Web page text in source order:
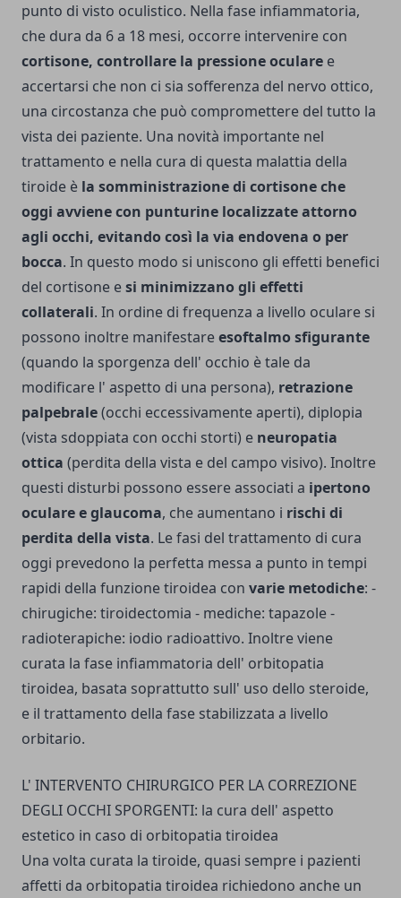
punto di visto oculistico. Nella fase infiammatoria,
che dura da 6 a 18 mesi, occorre intervenire con
cortisone, controllare la pressione oculare e
accertarsi che non ci sia sofferenza del nervo ottico,
una circostanza che può compromettere del tutto la
vista dei paziente. Una novità importante nel
trattamento e nella cura di questa malattia della
tiroide è la somministrazione di cortisone che
oggi avviene con punturine localizzate attorno
agli occhi, evitando così la via endovena o per
bocca. In questo modo si uniscono gli effetti benefici
del cortisone esi minimizzano gli effetti
collaterali. In ordine di frequenza a livello oculare si
possono inoltre manifestareesoftalmo sfigurante
(quando la sporgenza dell' occhio è tale da
modificare l' aspetto di una persona), retrazione
palpebrale(occhi eccessivamente aperti), diplopia
(vista sdoppiata con occhi storti) e neuropatia
ottica (perdita della vista e del campo visivo). Inoltre
questi disturbi possono essere associati a ipertono
oculare e glaucoma, che aumentano i rischi di
perdita della vista. Le fasi del trattamento di cura
oggi prevedono la perfetta messa a punto in tempi
rapidi della funzione tiroidea con varie metodiche: -
chirugiche: tiroidectomia - mediche: tapazole -
radioterapiche: iodio radioattivo. Inoltre viene
curata la fase infiammatoria dell' orbitopatia
tiroidea, basata soprattutto sull' uso dello steroide,
e il trattamento della fase stabilizzata a livello
orbitario.
L' INTERVENTO CHIRURGICO PER LA CORREZIONE
DEGLI OCCHI SPORGENTI: la cura dell' aspetto
estetico in caso di orbitopatia tiroidea
Una volta curata la tiroide, quasi sempre i pazienti
affetti da orbitopatia tiroidea richiedono anche un